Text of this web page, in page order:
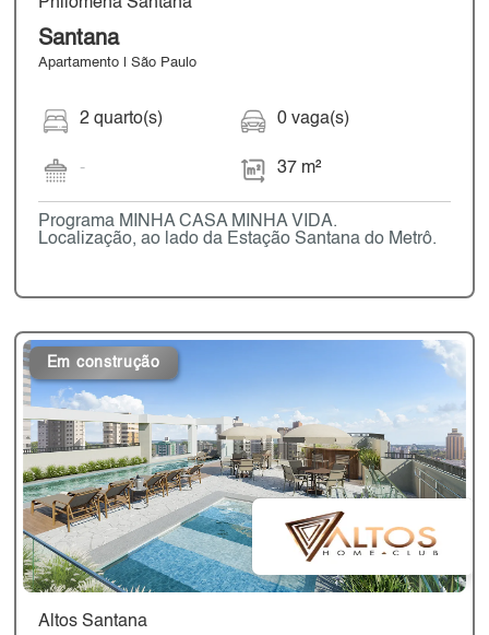
Santana
Apartamento | São Paulo
2 quarto(s)
-
0 vaga(s)
37 m²
Programa MINHA CASA MINHA VIDA.
Localização, ao lado da Estação Santana do Metrô.
Em construção
Altos Santana